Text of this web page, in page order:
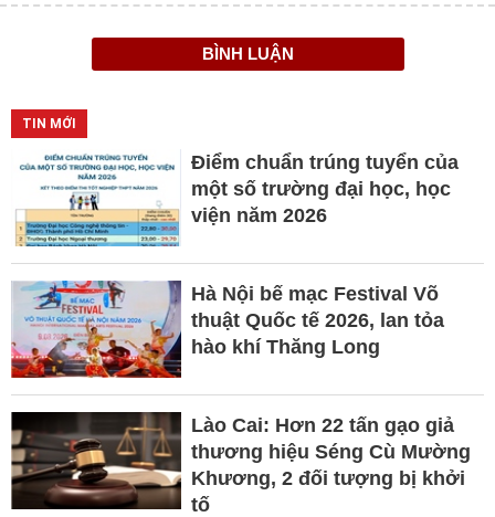
BÌNH LUẬN
TIN MỚI
Điểm chuẩn trúng tuyển của
một số trường đại học, học
viện năm 2026
Hà Nội bế mạc Festival Võ
thuật Quốc tế 2026, lan tỏa
hào khí Thăng Long
Lào Cai: Hơn 22 tấn gạo giả
thương hiệu Séng Cù Mường
Khương, 2 đối tượng bị khởi
tố